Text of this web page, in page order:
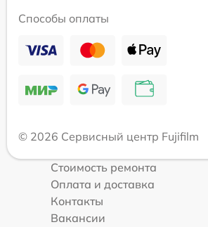
Способы оплаты
© 2026 Сервисный центр Fujifilm
Стоимость ремонта
Оплата и доставка
Контакты
Вакансии